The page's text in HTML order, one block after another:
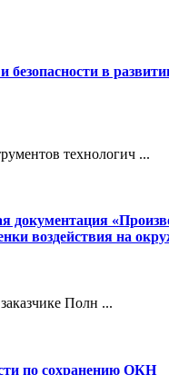
в
технологич ...
воздействия на
Полн ...
по сохранению ОКН